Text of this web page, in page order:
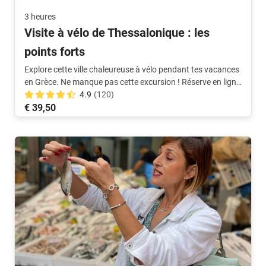
3 heures
Visite à vélo de Thessalonique : les
points forts
Explore cette ville chaleureuse à vélo pendant tes vacances
en Grèce. Ne manque pas cette excursion ! Réserve en ligne
maintenant rapidement.
4.9 (120)
€ 39,50